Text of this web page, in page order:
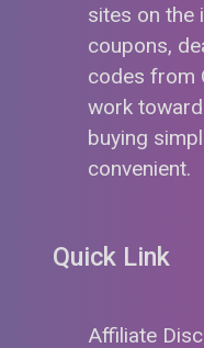
sites on the
coupons,
codes from
work
buying
convenient.
Quick Link
Affiliate